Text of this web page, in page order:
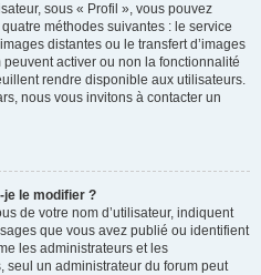
sous « Profil », vous pouvez
méthodes suivantes : le service
distantes ou le transfert d’images
activer ou non la fonctionnalité
rendre disponible aux utilisateurs.
nous vous invitons à contacter un
je le modifier ?
de votre nom d’utilisateur, indiquent
que vous avez publié ou identifient
les administrateurs et les
seul un administrateur du forum peut